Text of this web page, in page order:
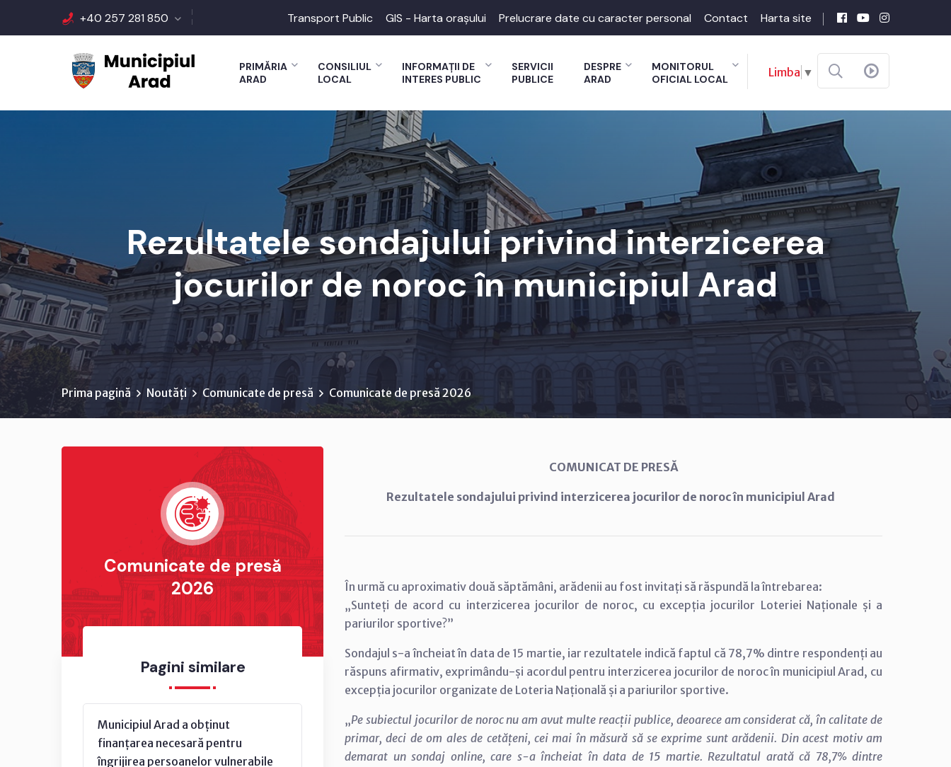
+40 257 281 850 Transport Public GIS - Harta orașului Prelucrare date cu caracter personal Contact Harta site
PRIMĂRIA
ARAD
CONSILIUL
LOCAL
INFORMAȚII DE
INTERES PUBLIC
SERVICII
PUBLICE
DESPRE
ARAD
MONITORUL
OFICIAL LOCAL
Limba ▼
Rezultatele sondajului privind interzicerea
jocurilor de noroc în municipiul Arad
Prima pagină Noutăți Comunicate de presă Comunicate de presă 2026
Comunicate de presă
2026
Pagini similare
Municipiul Arad a obținut
finanțarea necesară pentru
îngrijirea persoanelor vulnerabile
COMUNICAT DE PRESĂ
Rezultatele sondajului privind interzicerea jocurilor de noroc în municipiul Arad
În urmă cu aproximativ două săptămâni, arădenii au fost invitați să răspundă la întrebarea:
„Sunteți de acord cu interzicerea jocurilor de noroc, cu excepția jocurilor Loteriei Naționale și a
pariurilor sportive?”
Sondajul s-a încheiat în data de 15 martie, iar rezultatele indică faptul că 78,7% dintre respondenți au
răspuns afirmativ, exprimându-și acordul pentru interzicerea jocurilor de noroc în municipiul Arad, cu
excepția jocurilor organizate de Loteria Națională și a pariurilor sportive.
„Pe subiectul jocurilor de noroc nu am avut multe reacții publice, deoarece am considerat că, în calitate de
primar, deci de om ales de cetățeni, cei mai în măsură să se exprime sunt arădenii. Din acest motiv am
demarat un sondaj online, care s-a încheiat în data de 15 martie. Rezultatul arată că 78,7% dintre